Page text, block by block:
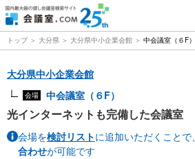
トップ 大分県 大分県中小企業会館 中会議室（６F）
大分県中小企業会館
会場 中会議室（６F）
光インターネットも完備した会議室
会場を検討リストに追加いただくことで、
合わせが可能です